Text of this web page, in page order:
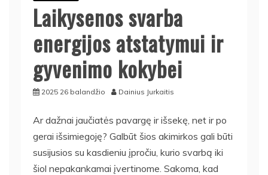
Laikysenos svarba
energijos atstatymui ir
gyvenimo kokybei
2025 26 balandžio Dainius Jurkaitis
Ar dažnai jaučiatės pavargę ir išsekę, net ir po
gerai išsimiegoję? Galbūt šios akimirkos gali būti
susijusios su kasdieniu įpročiu, kurio svarbą iki
šiol nepakankamai įvertinome. Sakoma, kad